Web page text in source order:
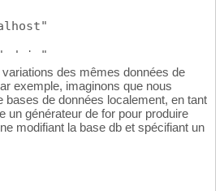
of the database.
= "dev"|"qa"|"prod"
des mêmes données de
exemple, imaginons que nous
bases de données localement, en tant
un générateur de for pour produire
modifiant la base db et spécifiant un